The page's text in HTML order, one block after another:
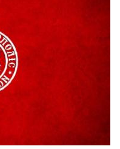
για κλοπή
“Καστράκι”,
Παράδοσης»